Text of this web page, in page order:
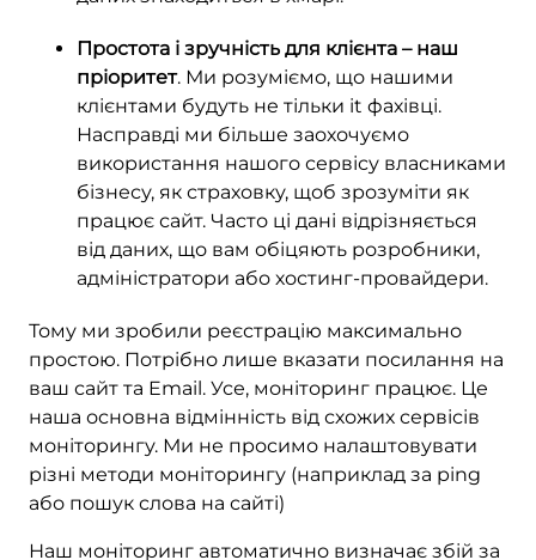
Простота і зручність для клієнта – наш
пріоритет. Ми розуміємо, що нашими
клієнтами будуть не тільки it фахівці.
Насправді ми більше заохочуємо
використання нашого сервісу власниками
бізнесу, як страховку, щоб зрозуміти як
працює сайт. Часто ці дані відрізняється
від даних, що вам обіцяють розробники,
адміністратори або хостинг-провайдери.
Тому ми зробили реєстрацію максимально
простою. Потрібно лише вказати посилання на
ваш сайт та Email. Усе, моніторинг працює. Це
наша основна відмінність від схожих сервісів
моніторингу. Ми не просимо налаштовувати
різні методи моніторингу (наприклад за ping
або пошук слова на сайті)
Наш моніторинг автоматично визначає збій за